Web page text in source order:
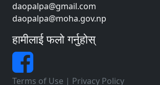
daopalpa@gmail.com
daopalpa@moha.gov.np
हामीलाई फलो गर्नुहोस्
Terms of Use | Privacy Policy